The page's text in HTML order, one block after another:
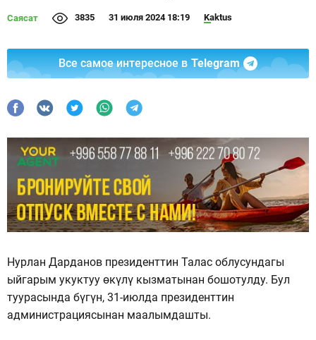
Саясат 3835 31 июля 2024 18:19 Kaktus
Все самое интересное в Telegram
Нурлан Дарданов президенттин Талас облусундагы
ыйгарым укуктуу өкүлү кызматынан бошотулду. Бул
туурасында бүгүн, 31-июлда президенттин
администрациясынан маалымдашты.